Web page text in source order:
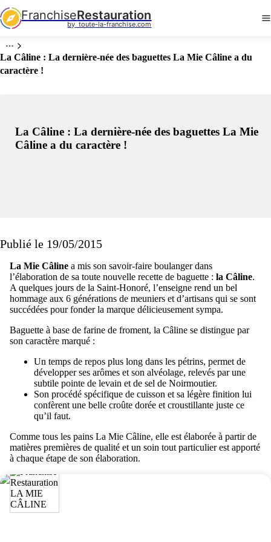
FranchiseRestauration
by  toute-la-franchise.com
La Câline : La dernière-née des baguettes La Mie Câline a du
caractère !
La Câline : La dernière-née des baguettes La Mie
Câline a du caractère !
Publié le 19/05/2015
La Mie Câline a mis son savoir-faire boulanger dans
l’élaboration de sa toute nouvelle recette de baguette : la Câline.
A quelques jours de la Saint-Honoré, l’enseigne rend un bel
hommage aux 6 générations de meuniers et d’artisans qui se sont
succédées pour fonder la marque délicieusement sympa.
Baguette à base de farine de froment, la Câline se distingue par
son caractère marqué :
Un temps de repos plus long dans les pétrins, permet de
développer ses arômes et son alvéolage, relevés par une
subtile pointe de levain et de sel de Noirmoutier.
Son procédé spécifique de cuisson et sa légère finition lui
confèrent une belle croûte dorée et croustillante juste ce
qu’il faut.
Comme tous les pains La Mie Câline, elle est élaborée à partir de
matières premières de qualité et un soin tout particulier est apporté
à chaque étape de son élaboration.